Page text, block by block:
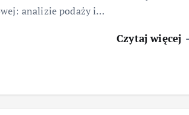
analizie podaży i…
Czytaj więcej